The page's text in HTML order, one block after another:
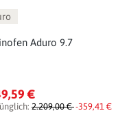
Aduro 9.7
€
2.209,00 €-359,41 €